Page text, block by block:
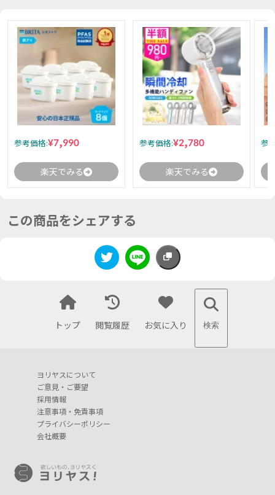
参考価格:¥7,990
楽天でみる
参考価格:¥2,780
楽天でみる
参
この商品をシェアする
トップ 閲覧履歴 お気に入り 検索
ヨリヤスについて
ご意見・ご要望
採用情報
注意事項・免責事項
プライバシーポリシー
会社概要